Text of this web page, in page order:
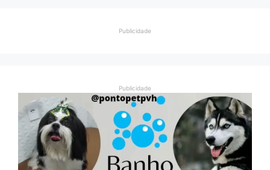
Publicidade
Publicidade